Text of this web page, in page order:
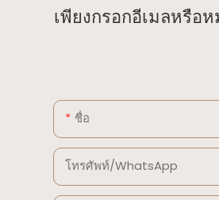
เพียงกรอกอีเมลหรือ
ชื่อ
โทรศัพท์/WhatsApp